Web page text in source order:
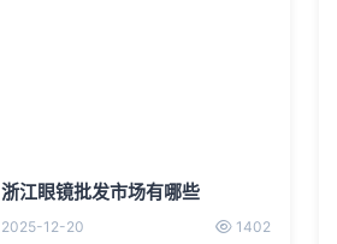
浙江眼镜批发市场有哪些
2025-12-20 1402